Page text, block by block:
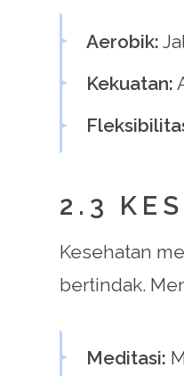
Aerobik:
Kekuatan:
2.3
Kesehatan
bertindak.
Meditasi: